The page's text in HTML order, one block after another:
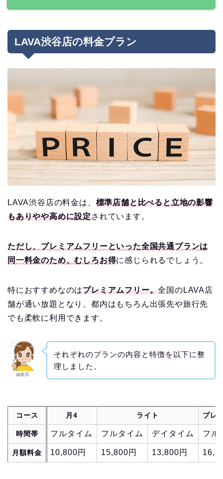
LAVA渋谷店の料金プラン
LAVA渋谷店の料金は、 標準店舗と比べると立地の影響
もありやや高めに設定されています。
ただし、プレミアムフリーといった全国共通プランは
同一料金のため、むしろお得に感じられるでしょう。
特におすすめなのはプレミアムフリー。全国のLAVA店
舗が通い放題となり、都内はもちろん出張先や旅行先
でも柔軟に利用できます。
編集部
それぞれのプランの内容と特徴を以下に整
理しました。
コース 月4 ライト プレ
時間帯 フルタイム フルタイム デイタイム フル
月額料金 10,800円 15,800円 13,800円